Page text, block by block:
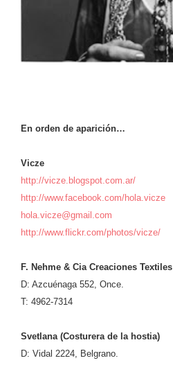
En orden de aparición…
Vicze
http://vicze.blogspot.com.ar/
http://www.facebook.com/hola.vicze
hola.vicze@gmail.com
http://www.flickr.com/photos/vicze/
F. Nehme & Cia Creaciones Textiles
D: Azcuénaga 552, Once.
T: 4962-7314
Svetlana (Costurera de la hostia)
D: Vidal 2224, Belgrano.